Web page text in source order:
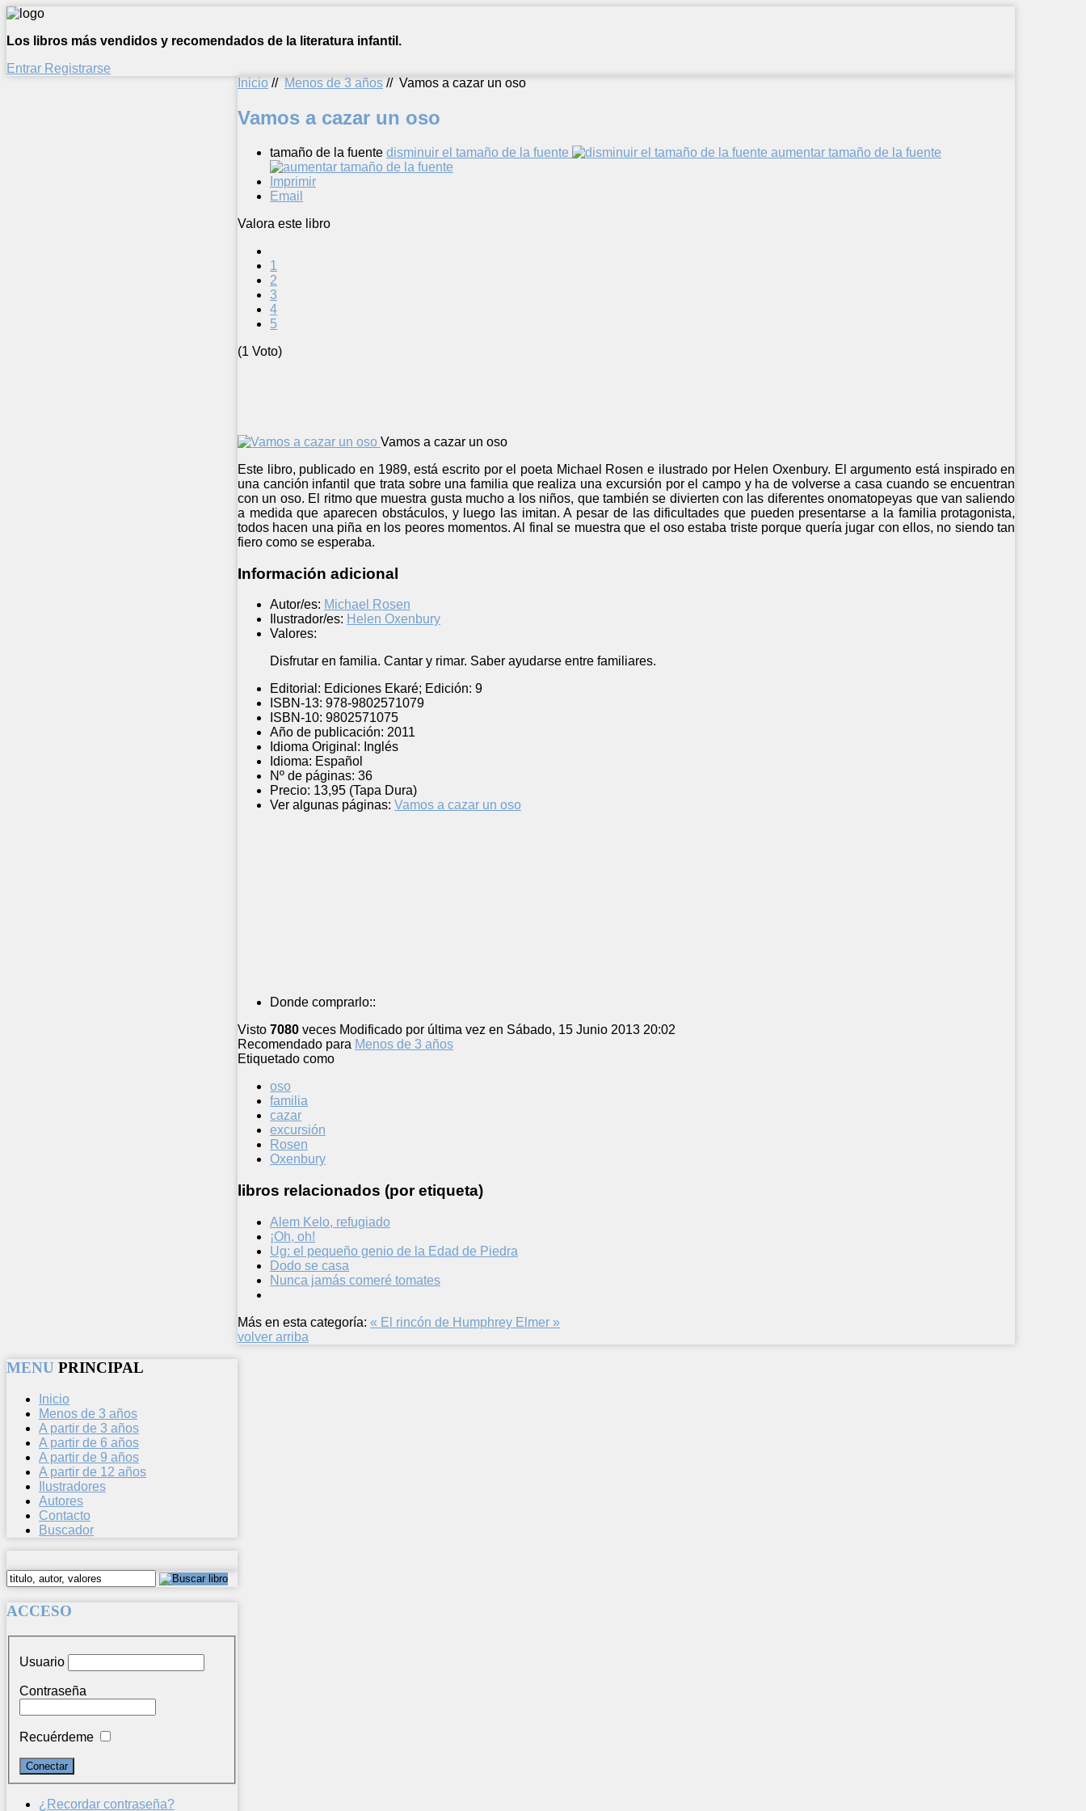
Los libros más vendidos y recomendados de la literatura infantil.
Entrar Registrarse
Inicio // Menos de 3 años // Vamos a cazar un oso
Vamos a cazar un oso
tamaño de la fuente disminuir el tamaño de la fuente aumentar tamaño de la fuente
Imprimir
Email
Valora este libro
1
2
3
4
5
(1 Voto)
Vamos a cazar un oso
Este libro, publicado en 1989, está escrito por el poeta Michael Rosen e ilustrado por Helen Oxenbury. El argumento está inspirado en
una canción infantil que trata sobre una familia que realiza una excursión por el campo y ha de volverse a casa cuando se encuentran
con un oso. El ritmo que muestra gusta mucho a los niños, que también se divierten con las diferentes onomatopeyas que van saliendo
a medida que aparecen obstáculos, y luego las imitan. A pesar de las dificultades que pueden presentarse a la familia protagonista,
todos hacen una piña en los peores momentos. Al final se muestra que el oso estaba triste porque quería jugar con ellos, no siendo tan
fiero como se esperaba.
Información adicional
Autor/es: Michael Rosen
Ilustrador/es: Helen Oxenbury
Valores:
Disfrutar en familia. Cantar y rimar. Saber ayudarse entre familiares.
Editorial: Ediciones Ekaré; Edición: 9
ISBN-13: 978-9802571079
ISBN-10: 9802571075
Año de publicación: 2011
Idioma Original: Inglés
Idioma: Español
Nº de páginas: 36
Precio: 13,95 (Tapa Dura)
Ver algunas páginas: Vamos a cazar un oso
Donde comprarlo::
Visto 7080 veces Modificado por última vez en Sábado, 15 Junio 2013 20:02
Recomendado para Menos de 3 años
Etiquetado como
oso
familia
cazar
excursión
Rosen
Oxenbury
libros relacionados (por etiqueta)
Alem Kelo, refugiado
¡Oh, oh!
Ug: el pequeño genio de la Edad de Piedra
Dodo se casa
Nunca jamás comeré tomates
Más en esta categoría: « El rincón de Humphrey Elmer »
volver arriba
MENU PRINCIPAL
Inicio
Menos de 3 años
A partir de 3 años
A partir de 6 años
A partir de 9 años
A partir de 12 años
Ilustradores
Autores
Contacto
Buscador
ACCESO
Usuario
Contraseña
Recuérdeme
¿Recordar contraseña?